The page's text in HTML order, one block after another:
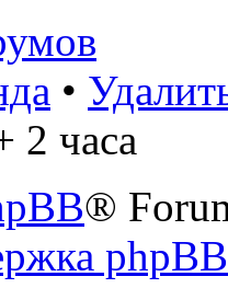
•
2 часа
®
phpBB